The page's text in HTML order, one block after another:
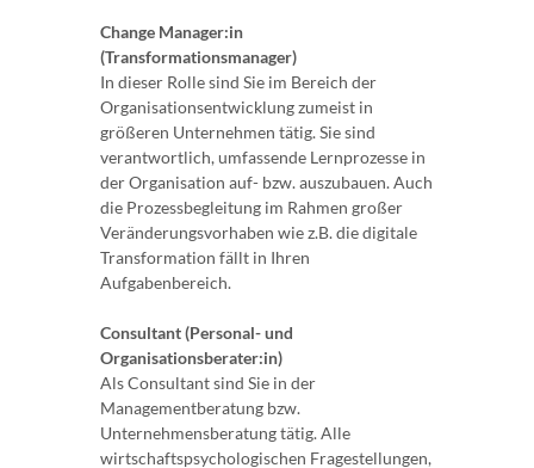
Change Manager:in
(Transformationsmanager)
In dieser Rolle sind Sie im Bereich der
Organisationsentwicklung zumeist in
größeren Unternehmen tätig. Sie sind
verantwortlich, umfassende Lernprozesse in
der Organisation auf- bzw. auszubauen. Auch
die Prozessbegleitung im Rahmen großer
Veränderungsvorhaben wie z.B. die digitale
Transformation fällt in Ihren
Aufgabenbereich.
Consultant (Personal- und
Organisationsberater:in)
Als Consultant sind Sie in der
Managementberatung bzw.
Unternehmensberatung tätig. Alle
wirtschaftspsychologischen Fragestellungen,